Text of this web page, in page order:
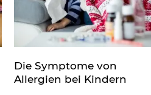
Die Symptome von
Allergien bei Kindern